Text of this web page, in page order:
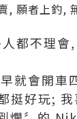
, 願者上釣,
都不理會,
就會開車
挺好玩;